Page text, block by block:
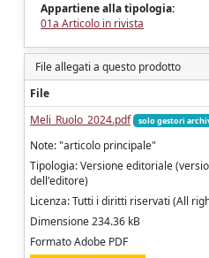
Appartiene alla tipologia:
01a Articolo in rivista
File allegati a questo prodotto
File
Meli_Ruolo_2024.pdf
solo gestori
Note: "articolo principale"
Tipologia: Versione editoriale
dell'editore)
Licenza: Tutti i diritti riservati (All
Dimensione 234.36 kB
Formato Adobe PDF